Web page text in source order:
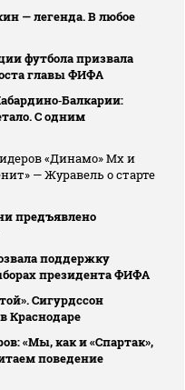
— легенда. В любое
футбола призвала
главы ФИФА
С одним
«Динамо» Мх и
— Журавель о старте
предъявлено
поддержку
президента ФИФА
Сигурдссон
Краснодаре
«Мы, как и «Спартак»,
поведение